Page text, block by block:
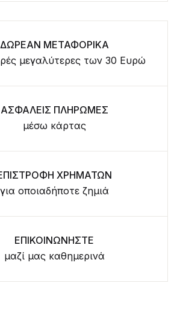
ΔΩΡΕΑΝ ΜΕΤΑΦΟΡΙΚΑ
μεγαλύτερες των 30 Ευρώ
ΑΣΦΑΛΕΙΣ ΠΛΗΡΩΜΕΣ
μέσω κάρτας
ΧΡΗΜΑΤΩΝ
για οποιαδήποτε ζημιά
ΕΠΙΚΟΙΝΩΝΗΣΤΕ
μαζί μας καθημερινά